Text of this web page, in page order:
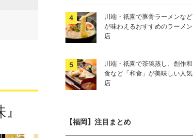
川端・祇園で豚骨ラーメンなど
が味わえるおすすめのラーメン
店
川端・祇園で茶碗蒸し、創作和
食など「和食」が美味しい人気
店
【福岡】注目まとめ